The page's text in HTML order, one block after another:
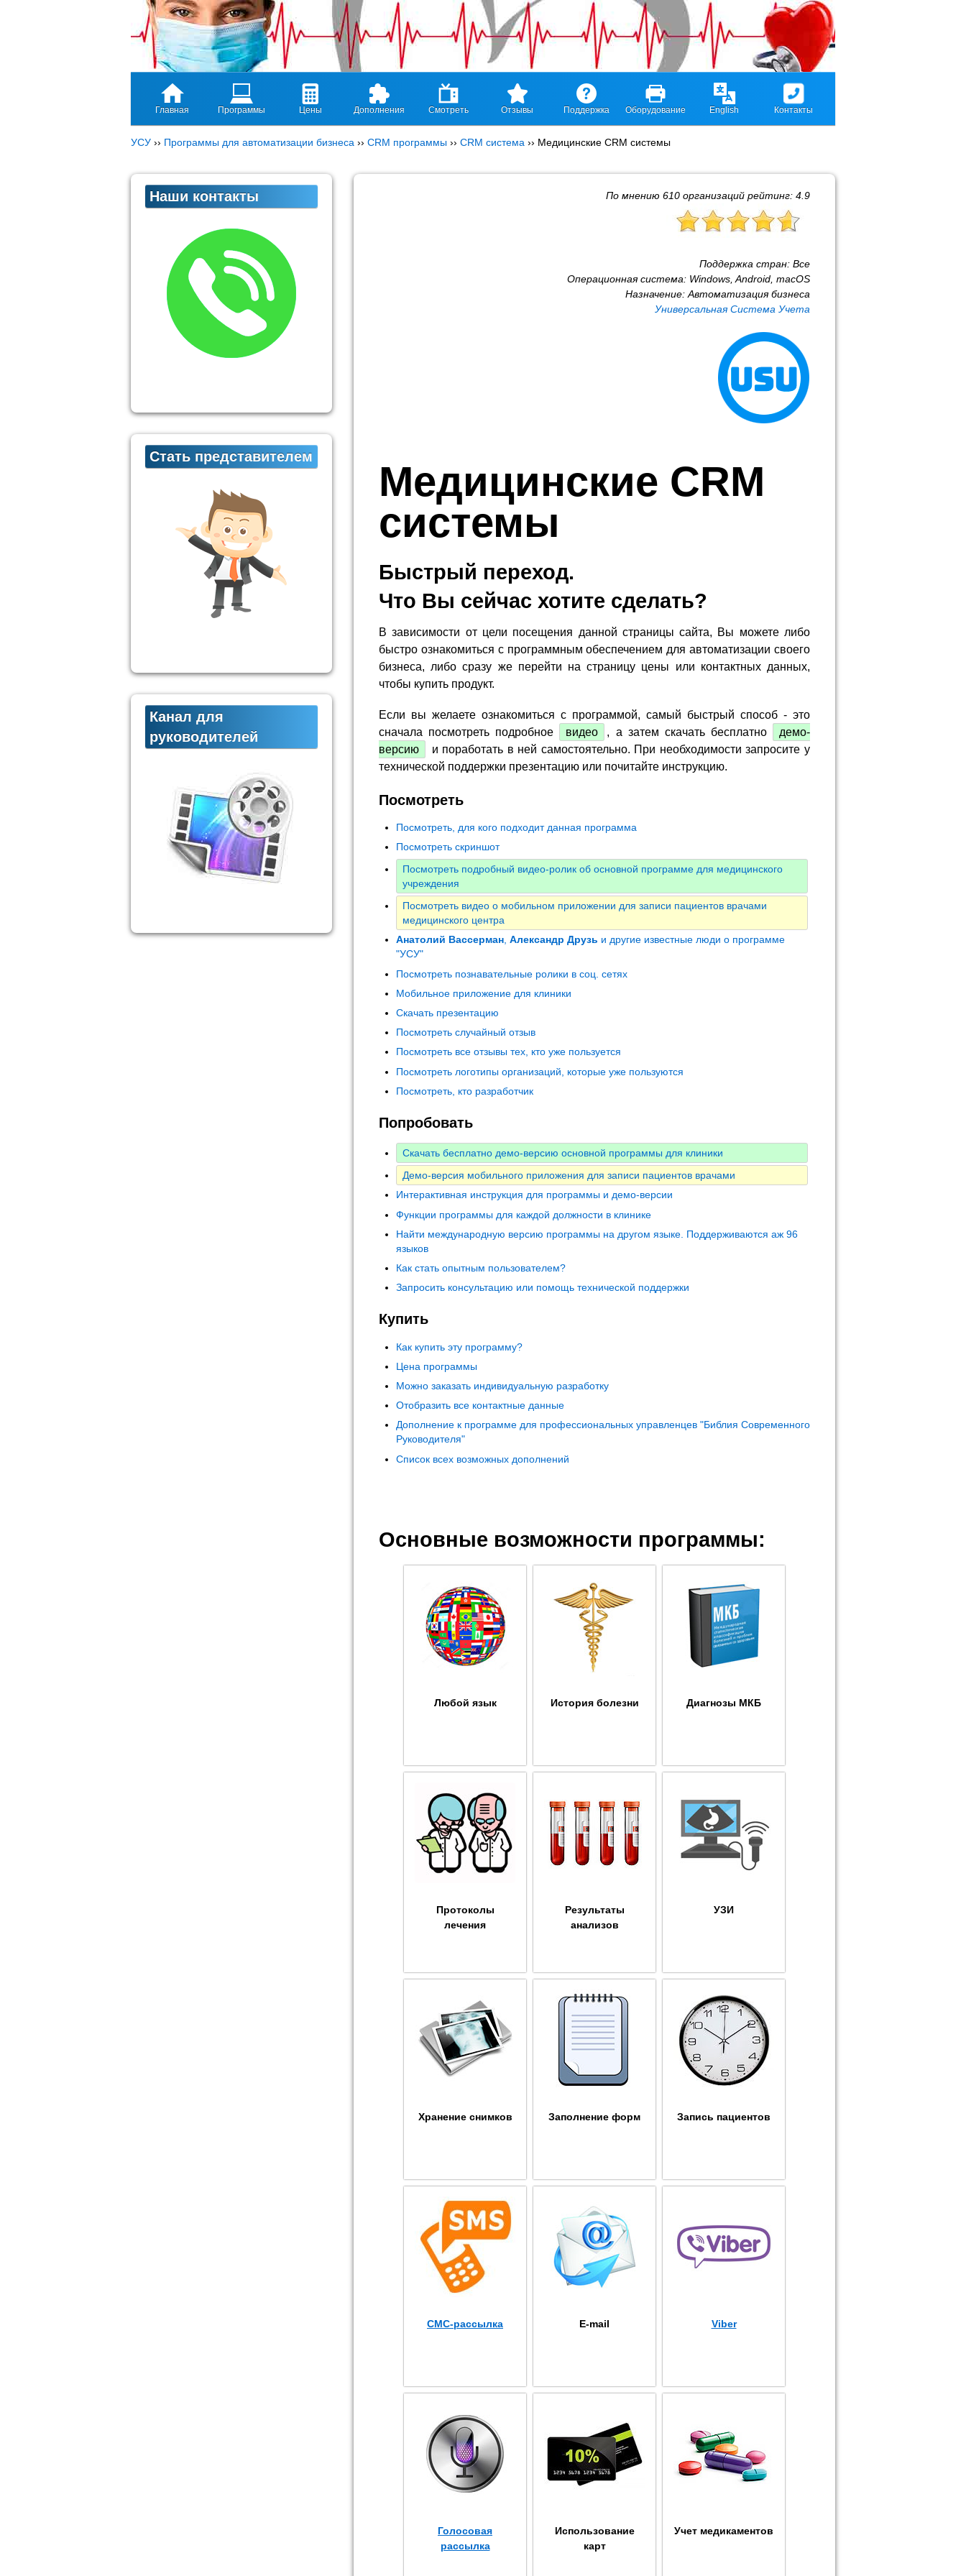
Главная Программы Цены Дополнения Смотреть Отзывы Поддержка Оборудование English Контакты
УСУ ›› Программы для автоматизации бизнеса ›› CRM программы ›› CRM система ›› Медицинские CRM системы
По мнению 610 организаций рейтинг: 4.9
Поддержка стран: Все
Операционная система: Windows, Android, macOS
Назначение: Автоматизация бизнеса
Универсальная Система Учета
Медицинские CRM
системы
Быстрый переход.
Что Вы сейчас хотите сделать?
В зависимости от цели посещения данной страницы сайта, Вы можете либо
быстро ознакомиться с программным обеспечением для автоматизации своего
бизнеса, либо сразу же перейти на страницу цены или контактных данных,
чтобы купить продукт.
Если вы желаете ознакомиться с программой, самый быстрый способ - это
сначала посмотреть подробное
видео , а затем скачать бесплатно
демо-
версию
и поработать в ней самостоятельно. При необходимости запросите у
технической поддержки презентацию или почитайте инструкцию.
Посмотреть
Посмотреть, для кого подходит данная программа
Посмотреть скриншот
Посмотреть подробный видео-ролик об основной программе для медицинского
учреждения
Посмотреть видео о мобильном приложении для записи пациентов врачами
медицинского центра
Анатолий Вассерман, Александр Друзь и другие известные люди о программе
"УСУ"
Посмотреть познавательные ролики в соц. сетях
Мобильное приложение для клиники
Скачать презентацию
Посмотреть случайный отзыв
Посмотреть все отзывы тех, кто уже пользуется
Посмотреть логотипы организаций, которые уже пользуются
Посмотреть, кто разработчик
Попробовать
Скачать бесплатно демо-версию основной программы для клиники
Демо-версия мобильного приложения для записи пациентов врачами
Интерактивная инструкция для программы и демо-версии
Функции программы для каждой должности в клинике
Найти международную версию программы на другом языке. Поддерживаются аж 96
языков
Как стать опытным пользователем?
Запросить консультацию или помощь технической поддержки
Купить
Как купить эту программу?
Цена программы
Можно заказать индивидуальную разработку
Отобразить все контактные данные
Дополнение к программе для профессиональных управленцев "Библия Современного
Руководителя"
Список всех возможных дополнений
Основные возможности программы:
Любой язык История болезни Диагнозы МКБ
Протоколы
лечения
Результаты
анализов
УЗИ
Хранение снимков Заполнение форм Запись пациентов
СМС-рассылка E-mail Viber
Голосовая
рассылка
Использование
карт
Учет медикаментов
Наши контакты
Стать представителем
Канал для
руководителей